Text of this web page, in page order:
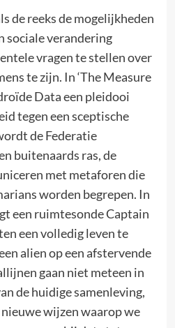
de reeks de mogelijkheden
sociale verandering
vragen te stellen over
te zijn. In ‘The Measure
Data een pleidooi
tegen een sceptische
de Federatie
buitenaards ras, de
met metaforen die
worden begrepen. In
een ruimtesonde Captain
een volledig leven te
alien op een afstervende
gaan niet meteen in
de huidige samenleving,
wijzen waarop we